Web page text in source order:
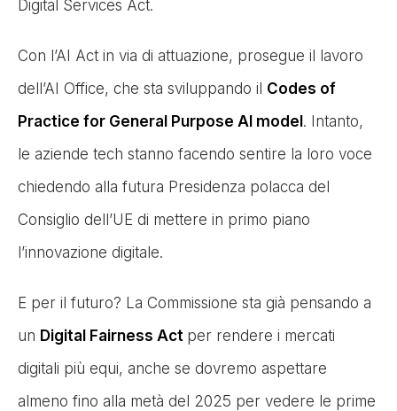
Digital Services Act.
Con l’AI Act in via di attuazione, prosegue il lavoro
dell’AI Office, che sta sviluppando il Codes of
Practice for General Purpose AI model . Intanto,
le aziende tech stanno facendo sentire la loro voce
chiedendo alla futura Presidenza polacca del
Consiglio dell’UE di mettere in primo piano
l’innovazione digitale.
E per il futuro? La Commissione sta già pensando a
un Digital Fairness Act per rendere i mercati
digitali più equi, anche se dovremo aspettare
almeno fino alla metà del 2025 per vedere le prime